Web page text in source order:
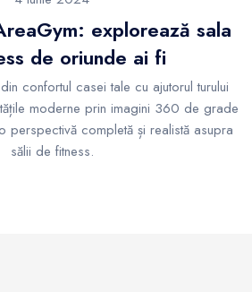
explorează sala
de oriunde ai fi
confortul casei tale cu ajutorul turului
moderne prin imagini 360 de grade
perspectivă completă și realistă asupra
sălii de fitness.